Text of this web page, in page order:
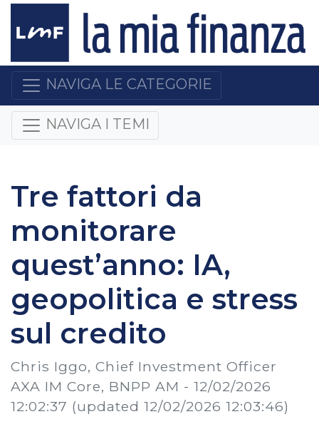
NAVIGA LE CATEGORIE
NAVIGA I TEMI
Tre fattori da
monitorare
quest’anno: IA,
geopolitica e stress
sul credito
Chris Iggo, Chief Investment Officer
AXA IM Core, BNPP AM - 12/02/2026
12:02:37 (updated 12/02/2026 12:03:46)